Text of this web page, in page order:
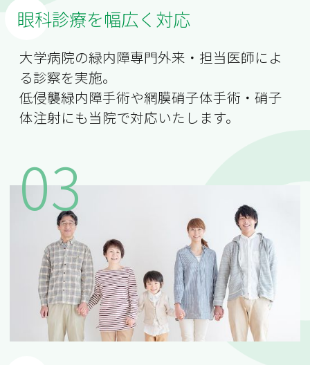
眼科診療を幅広く対応
大学病院の緑内障専門外来・担当医師によ
る診察を実施。
低侵襲緑内障手術や網膜硝子体手術・硝子
体注射にも当院で対応いたします。
03